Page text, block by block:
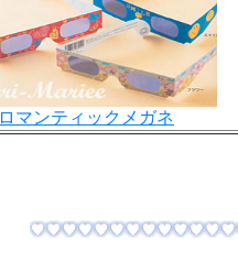
ロマンティックメガネ